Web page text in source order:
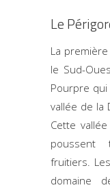
Le
La
le Sud-
Pourpre qui
vallée de la
Cette
poussent
fruitiers.
domaine